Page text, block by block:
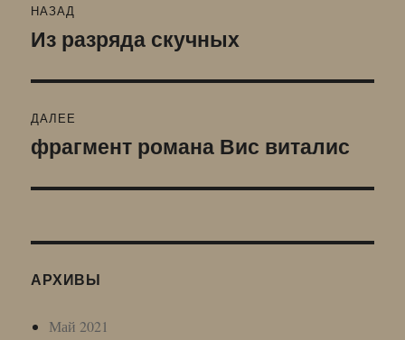
по
НАЗАД
Предыдущая
Из разряда скучных
ДАЛЕЕ
Следующая
фрагмент романа Вис виталис
АРХИВЫ
Май 2021